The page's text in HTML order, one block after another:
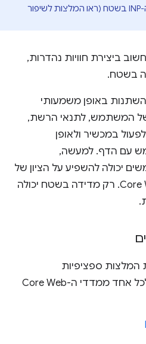
במעבדה עשויות לשפר את מדד ה-INP בשטח (ראו המלצות לשיפור
חוויות נהדרות,
באופן משמעותי
לתנאי הרשת,
במכשיר ולאופן
הדף. למעשה,
להשפיע על הציון של
כל אחד ממדדי Core Web Vitals. רק מדידה בשטח יכולה
ספציפיות
לאופטימיזציה של הדפים לכל אחד ממדדי ה-Core Web